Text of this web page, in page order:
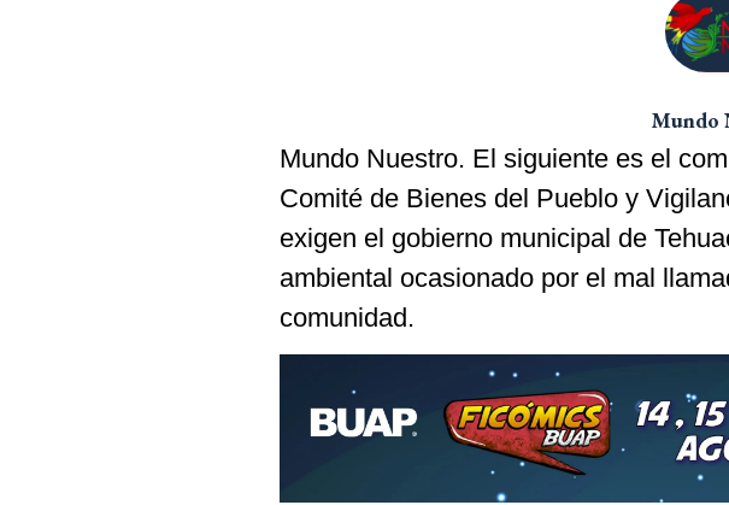
Mundo
Mundo Nuestro. El siguiente es el
Comité de Bienes del Pueblo y
exigen el gobierno municipal de
ambiental ocasionado por el mal
comunidad.